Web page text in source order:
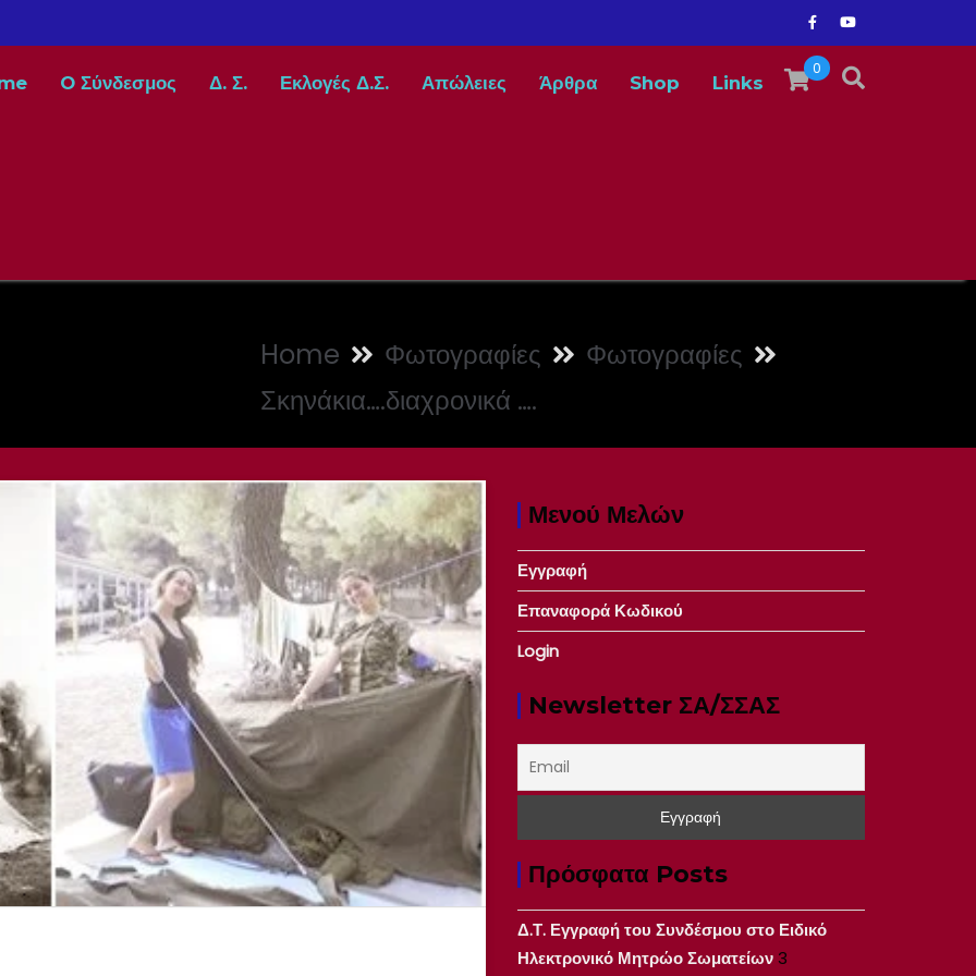
0
O Σύνδεσμος Δ. Σ. Εκλογές Δ.Σ. Απώλειες Άρθρα Shop Links
Home Φωτογραφίες
Φωτογραφίες
Σκηνάκια….διαχρονικά ….
Μενού Μελών
Εγγραφή
Επαναφορά Κωδικού
Login
Newsletter ΣΑ/ΣΣΑΣ
Πρόσφατα Posts
Δ.Τ. Εγγραφή του Συνδέσμου στο Ειδικό
Ηλεκτρονικό Μητρώο Σωματείων3